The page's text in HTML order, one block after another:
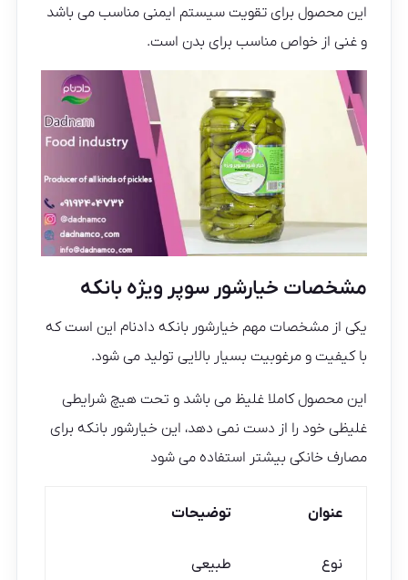
این محصول برای تقویت سیستم ایمنی مناسب می باشد
و غنی از خواص مناسب برای بدن است.
مشخصات خیارشور سوپر ویژه بانکه
یکی از مشخصات مهم خیارشور بانکه دادنام این است که
با کیفیت و مرغوبیت بسیار بالایی تولید می شود.
این محصول کاملا غلیظ می باشد و تحت هیچ شرایطی
غلیظی خود را از دست نمی دهد، این خیارشور بانکه برای
مصارف خانکی بیشتر استفاده می شود
عنوان توضیحات
نوع طبیعی